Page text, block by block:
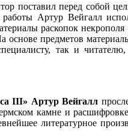
поставил перед собой
Артур Вейгалл
раскопок
предметов
так и
III» Артур Вейгалл
камне и
литературное